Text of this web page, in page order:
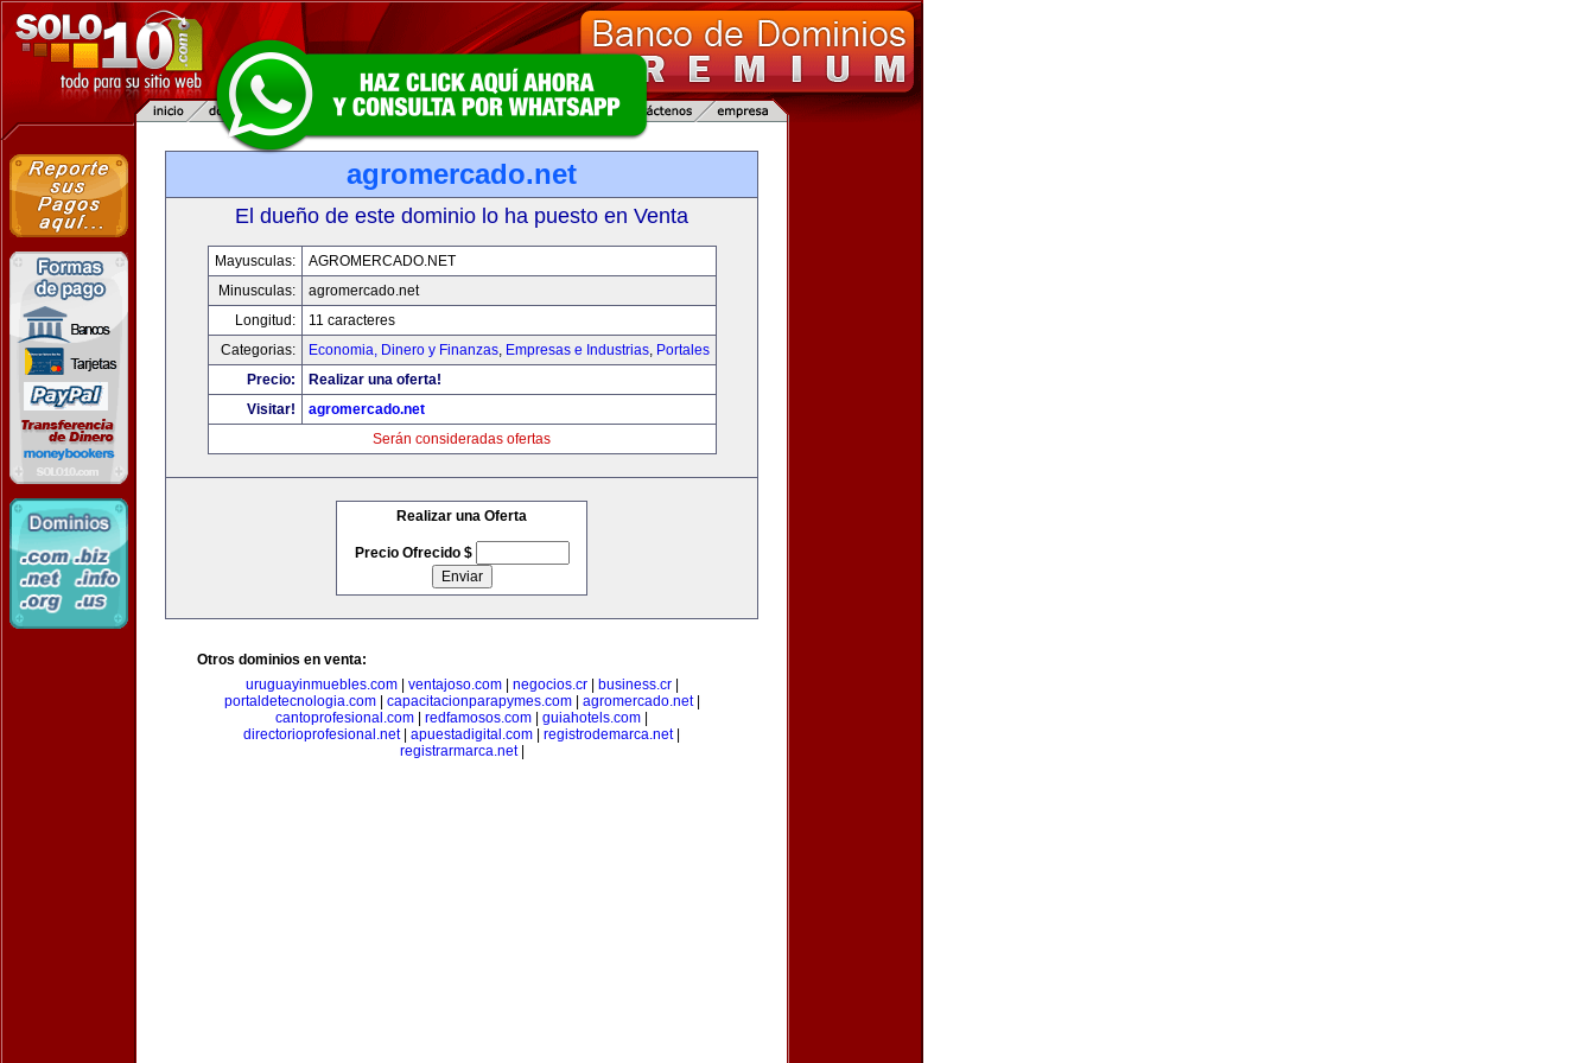
agromercado.net
El dueño de este dominio lo ha puesto en Venta
Mayusculas:
AGROMERCADO.NET
Minusculas:
agromercado.net
Longitud:
11 caracteres
Categorias:
Economia, Dinero y Finanzas, Empresas e Industrias, Portales
Precio:
Realizar una oferta!
Visitar!
agromercado.net
Serán consideradas ofertas
Realizar una Oferta
Precio Ofrecido $
Otros dominios en venta:
uruguayinmuebles.com| ventajoso.com| negocios.cr| business.cr|
portaldetecnologia.com| capacitacionparapymes.com| agromercado.net|
cantoprofesional.com
redfamosos.com guiahotels.com
directorioprofesional.net| apuestadigital.com registrodemarca.net|
registrarmarca.net|